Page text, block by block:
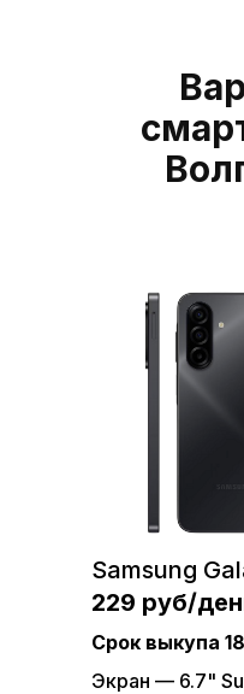
Samsung
229 руб/
Экран — 6.7"
Срок выкупа
Xiaomi
Экран — 6.74"
4 камеры —
Рассрочка на